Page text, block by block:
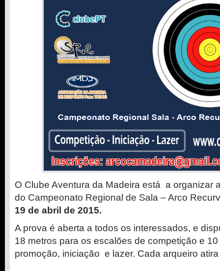
O Clube Aventura da Madeira está a organizar
do Campeonato Regional de Sala – Arco
19 de abril de 2015.
A prova é aberta a todos os interessados, e
18 metros para os escalões de competição e
promoção, iniciação e lazer. Cada arqueiro